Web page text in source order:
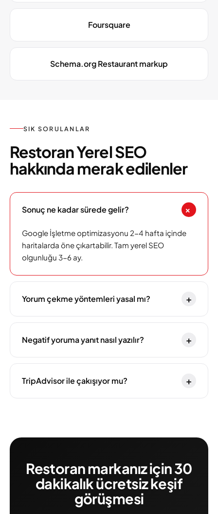
Foursquare
Schema.org Restaurant markup
SIK SORULANLAR
Restoran Yerel SEO
hakkında merak edilenler
Sonuç ne kadar sürede gelir? +
Google İşletme optimizasyonu 2-4 hafta içinde
haritalarda öne çıkartabilir. Tam yerel SEO
olgunluğu 3-6 ay.
Yorum çekme yöntemleri yasal mı? +
Negatif yoruma yanıt nasıl yazılır? +
TripAdvisor ile çakışıyor mu? +
Restoran markanız için 30
dakikalık ücretsiz keşif
görüşmesi